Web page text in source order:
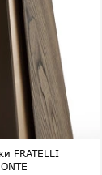
FRATELLI